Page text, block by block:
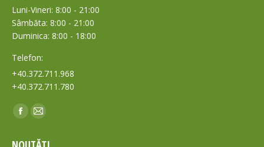
Luni-Vineri: 8:00 - 21:00
Sâmbăta: 8:00 - 21:00
Duminica: 8:00 - 18:00
Telefon:
+40.372.711.968
+40.372.711.780
Find us on:
Facebook
Mail